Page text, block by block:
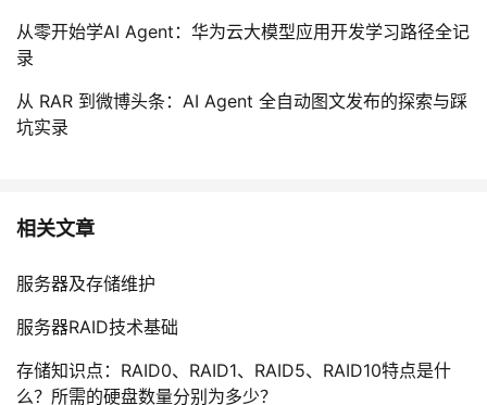
从零开始学AI Agent：华为云大模型应用开发学习路径全记
录
从 RAR 到微博头条：AI Agent 全自动图文发布的探索与踩
坑实录
相关文章
服务器及存储维护
服务器RAID技术基础
存储知识点：RAID0、RAID1、RAID5、RAID10特点是什
么？所需的硬盘数量分别为多少？